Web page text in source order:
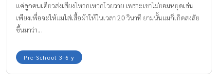
แค่ลูกคนเดียวส่งเสียงโหวกเหวกโวยวาย เพราะเขาไม่ยอมหยุดเล่น
เพียงเพื่อจะให้แม่ใส่เสื้อผ้าให้ในเวลา 20 วินาที ยามนั้นแม่ก็เกิดสงสัย
ขึ้นมาว่า...
Pre-School 3-6 y